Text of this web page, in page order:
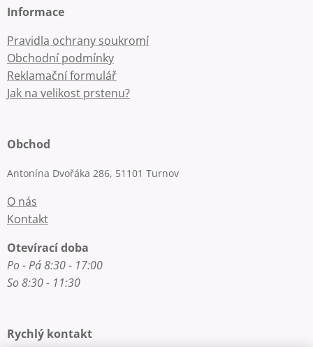
Informace
Pravidla ochrany soukromí
Obchodní podmínky
Reklamační formulář
Jak na velikost prstenu?
Obchod
Antonína Dvořáka 286, 51101 Turnov
O nás
Kontakt
Otevírací doba
Po - Pá 8:30 - 17:00
So 8:30 - 11:30
Rychlý kontakt